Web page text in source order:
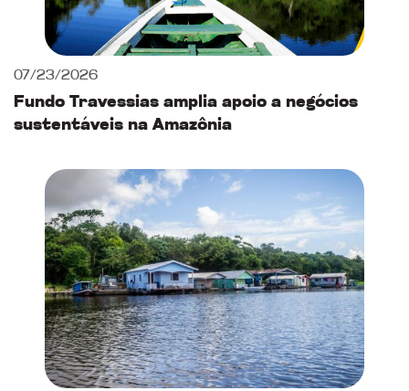
07/23/2026
Fundo Travessias amplia apoio a negócios
sustentáveis na Amazônia